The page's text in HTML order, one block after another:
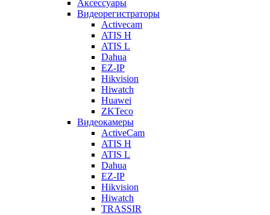
Аксессуары
Видеорегистраторы
Activecam
ATIS H
ATIS L
Dahua
EZ-IP
Hikvision
Hiwatch
Huawei
ZKTeco
Видеокамеры
ActiveCam
ATIS H
ATIS L
Dahua
EZ-IP
Hikvision
Hiwatch
TRASSIR